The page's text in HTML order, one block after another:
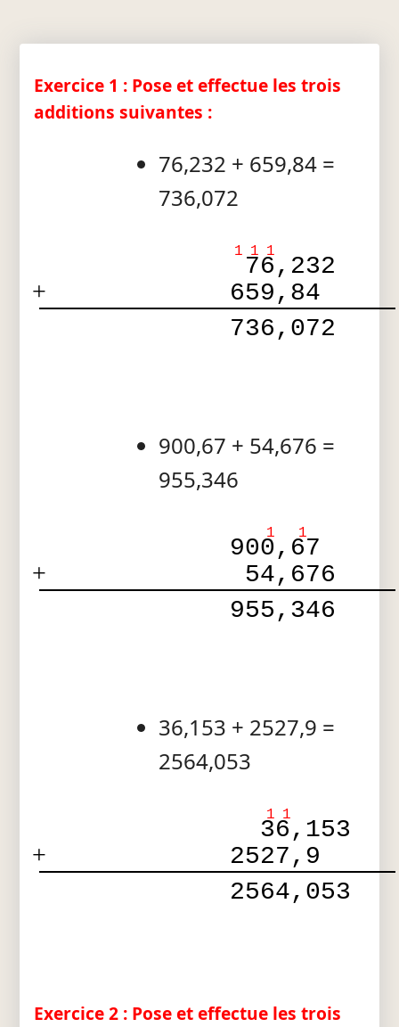
Exercice 1 : Pose et effectue les trois
additions suivantes :
76,232 + 659,84 =
736,072
1 1 1
76,232
+
659,84
736,072
900,67 + 54,676 =
955,346
1 1
900,67
+
54,676
955,346
36,153 + 2527,9 =
2564,053
1 1
  36,153
+
2527,9
2564,053
Exercice 2 : Pose et effectue les trois